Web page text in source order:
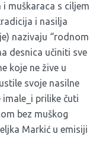
muškaraca s ciljem
i nasilja
nazivaju “rodnom
desnica učiniti sve
koje ne žive u
svoje nasilne
imale_i prilike čuti
bez muškog
Markić u emisiji